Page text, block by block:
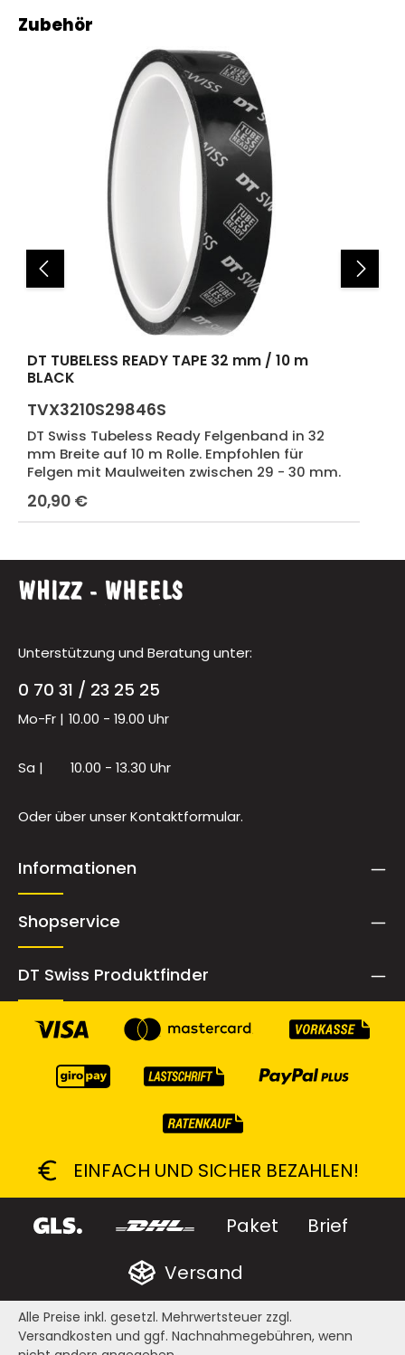
Produktgalerie überspringen
Zubehör
DT TUBELESS READY TAPE 32 mm / 10 m
BLACK
TVX3210S29846S
DT Swiss Tubeless Ready Felgenband in 32
mm Breite auf 10 m Rolle. Empfohlen für
Felgen mit Maulweiten zwischen 29 - 30 mm.
Regulärer Preis:
20,90 €
Unterstützung und Beratung unter:
0 70 31 / 23 25 25
Mo-Fr | 10.00 - 19.00 Uhr
Sa | 10.00 - 13.30 Uhr
Oder über unserKontaktformular.
Informationen
Shopservice
DT Swiss Produktfinder
EINFACH UND SICHER BEZAHLEN!
Paket
Brief
Versand
Alle Preise inkl. gesetzl. Mehrwertsteuer zzgl.
Versandkosten und ggf. Nachnahmegebühren, wenn